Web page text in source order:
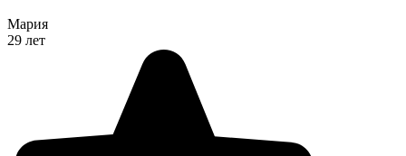
Мария
29 лет